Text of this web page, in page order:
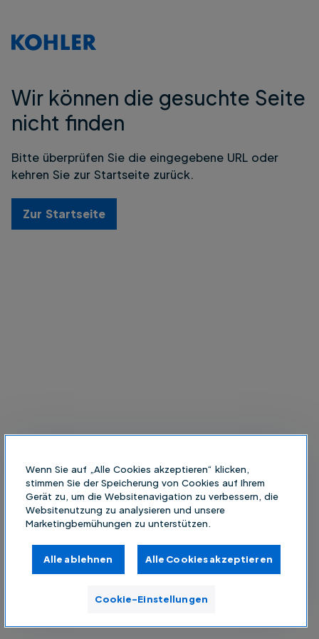
Wir können die gesuchte Seite
nicht finden
Bitte überprüfen Sie die eingegebene URL oder
kehren Sie zur Startseite zurück.
Zur Startseite
Wenn Sie auf „Alle Cookies akzeptieren“ klicken,
stimmen Sie der Speicherung von Cookies auf Ihrem
Gerät zu, um die Websitenavigation zu verbessern, die
Websitenutzung zu analysieren und unsere
Marketingbemühungen zu unterstützen.
Alle ablehnen Alle Cookies akzeptieren
Cookie-Einstellungen